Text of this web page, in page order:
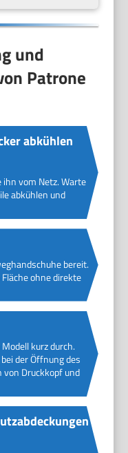
und
Patrone
abkühlen
vom Netz. Warte
abkühlen und
bereit.
ohne direkte
kurz durch.
der Öffnung des
von Druckkopf und